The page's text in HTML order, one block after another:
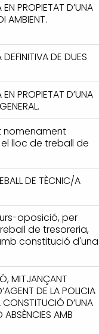
PROPIETAT D’UNA
AMBIENT.
DE DUES
PROPIETAT D’UNA
nomenament
lloc de treball de
DE TÈCNIC/A
oposició, per
de tresoreria,
constitució d'una
MITJANÇANT
DE LA POLICIA
CONSTITUCIÓ D’UNA
ABSÈNCIES AMB